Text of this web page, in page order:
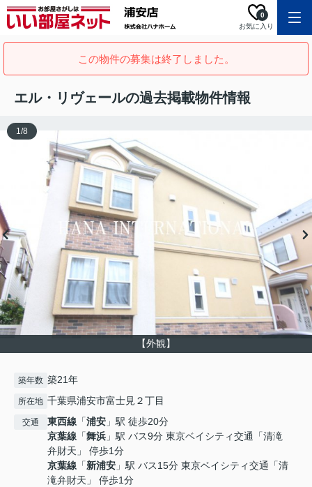
お気に入り
0
この物件の募集は終了しました。
エル・リヴェールの過去掲載物件情報
【外観】
1/8
築年数 築21年
所在地 千葉県浦安市富士見２丁目
交通 東西線 「浦安 」駅 徒歩20分
京葉線 「舞浜 」駅 バス9分 東京ベイシティ交通「清滝
弁財天」 停歩1分
京葉線 「新浦安 」駅 バス15分 東京ベイシティ交通「清
滝弁財天」 停歩1分